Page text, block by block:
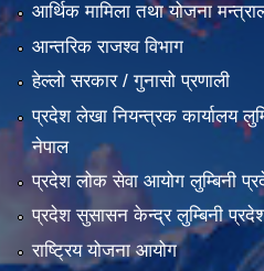
आर्थिक मामिला तथा योजना
आन्तरिक राजश्व विभाग
हेल्लो सरकार / गुनासो प्रणाली
प्रदेश लेखा नियन्त्रक कार्यालय
नेपाल
प्रदेश लोक सेवा आयोग लुम्बिनी
प्रदेश सुसासन केन्द्र लुम्बिनी
राष्ट्रिय योजना आयोग